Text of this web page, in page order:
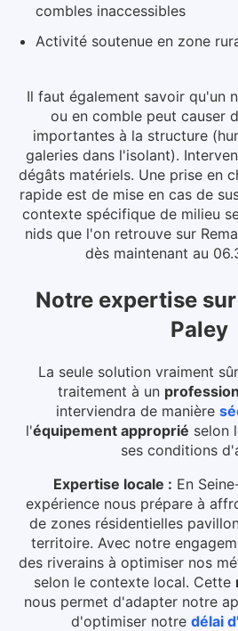
combles inaccessibles
Activité soutenue en zone
Il faut également savoir qu'un
ou en comble peut causer
importantes à la structure
galeries dans l'isolant).
dégâts matériels. Une prise en
rapide est de mise en cas de
contexte spécifique de milieu
nids que l'on retrouve sur
dès maintenant au
Notre expertise sur
Paley
La seule solution vraiment
traitement à un
interviendra de manière
l'équipement approprié selon
ses conditions
Expertise locale : En
expérience nous prépare à
de zones résidentielles
territoire. Avec notre
des riverains à optimiser nos
selon le contexte local. Cette
nous permet d'adapter notre
d'optimiser notre délai